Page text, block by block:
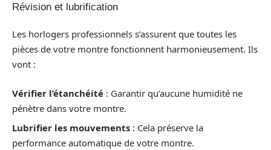
Révision et lubrification
Les horlogers professionnels s’assurent que toutes les
pièces de votre montre fonctionnent harmonieusement. Ils
vont :
Vérifier l’étanchéité : Garantir qu’aucune humidité ne
pénètre dans votre montre.
Lubrifier les mouvements : Cela préserve la
performance automatique de votre montre.